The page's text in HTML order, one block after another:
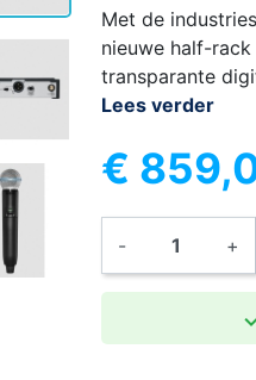
Met de
nieuwe half-rack
transparante
Lees verder
€
- +